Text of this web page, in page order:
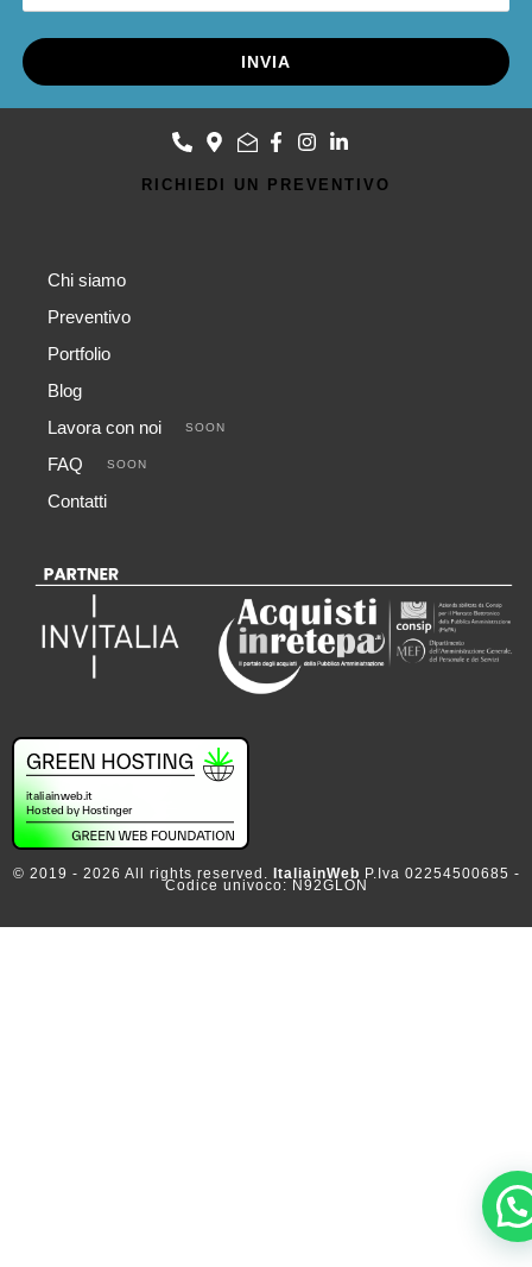
INVIA
RICHIEDI UN PREVENTIVO
Chi siamo
Preventivo
Portfolio
Blog
Lavora con noi
SOON
FAQ SOON
Contatti
© 2019 - 2026 All rights reserved. ItaliainWeb P.Iva 02254500685 -
Codice univoco: N92GLON